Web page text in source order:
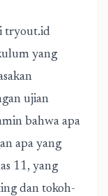
tryout.id
yang
ujian
bahwa apa
apa yang
11, yang
dan tokoh-